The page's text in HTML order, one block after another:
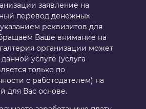
заявление на
перевод денежных
реквизитов для
Ваше внимание на
организации может
данной услуге (услуга
только по
с работодателем) на
для Вас основе.